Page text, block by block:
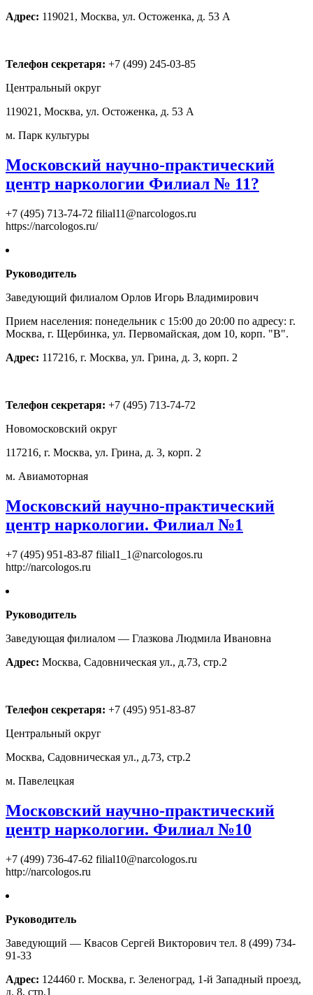
Адрес: 119021, Москва, ул. Остоженка, д. 53 А
Телефон секретаря: +7 (499) 245-03-85
Центральный округ
119021, Москва, ул. Остоженка, д. 53 А
м. Парк культуры
Московский научно-практический
центр наркологии Филиал № 11?
+7 (495) 713-74-72 filial11@narcologos.ru
https://narcologos.ru/
Руководитель
Заведующий филиалом Орлов Игорь Владимирович
Прием населения: понедельник с 15:00 до 20:00 по адресу: г.
Москва, г. Щербинка, ул. Первомайская, дом 10, корп. "В".
Адрес: 117216, г. Москва, ул. Грина, д. 3, корп. 2
Телефон секретаря: +7 (495) 713-74-72
Новомосковский округ
117216, г. Москва, ул. Грина, д. 3, корп. 2
м. Авиамоторная
Московский научно-практический
центр наркологии. Филиал №1
+7 (495) 951-83-87 filial1_1@narcologos.ru
http://narcologos.ru
Руководитель
Заведующая филиалом — Глазкова Людмила Ивановна
Адрес: Москва, Садовническая ул., д.73, стр.2
Телефон секретаря: +7 (495) 951-83-87
Центральный округ
Москва, Садовническая ул., д.73, стр.2
м. Павелецкая
Московский научно-практический
центр наркологии. Филиал №10
+7 (499) 736-47-62 filial10@narcologos.ru
http://narcologos.ru
Руководитель
Заведующий — Квасов Сергей Викторович тел. 8 (499) 734-
91-33
Адрес: 124460 г. Москва, г. Зеленоград, 1-й Западный проезд,
д. 8, стр.1